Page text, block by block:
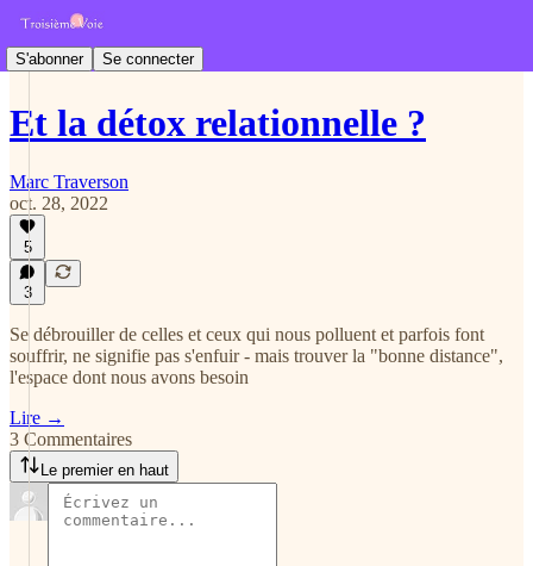
S'abonner Se connecter
Et la détox relationnelle ?
Marc Traverson
oct. 28, 2022
5
3
Se débrouiller de celles et ceux qui nous polluent et parfois font
souffrir, ne signifie pas s'enfuir - mais trouver la "bonne distance",
l'espace dont nous avons besoin
Lire →
3 Commentaires
Le premier en haut